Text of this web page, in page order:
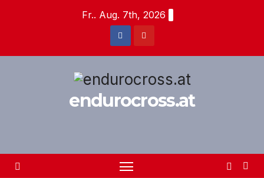
Fr.. Aug. 7th, 2026
endurocross.at